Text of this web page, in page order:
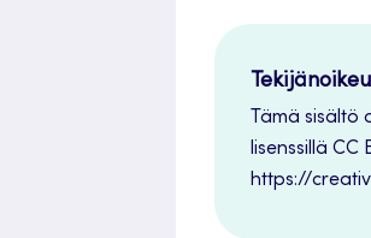
Tämä
lisenssillä CC
https://